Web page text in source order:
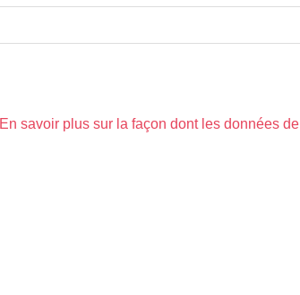
En savoir plus sur la façon dont les données de